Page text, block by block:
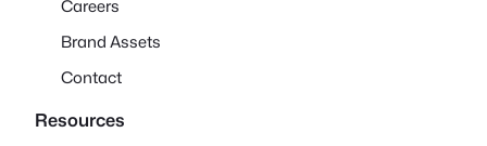
Careers
Brand Assets
Contact
Resources